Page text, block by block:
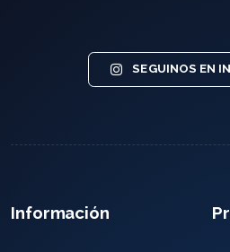
SEGUINOS EN
Información